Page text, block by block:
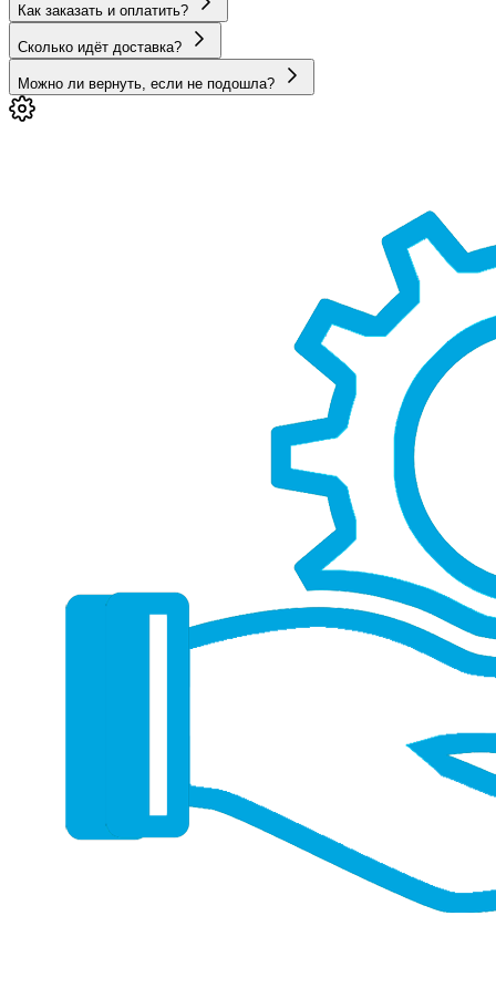
Как заказать и оплатить?
Сколько идёт доставка?
Можно ли вернуть, если не подошла?